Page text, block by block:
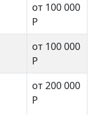
от 100 000
Р
от 100 000
Р
от 200 000
Р